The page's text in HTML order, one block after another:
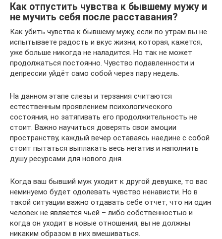
Как отпустить чувства к бывшему мужу и
не мучить себя после расставания?
Как убить чувства к бывшему мужу, если по утрам вы не
испытываете радость и вкус жизни, которая, кажется,
уже больше никогда не наладится. Но так не может
продолжаться постоянно. Чувство подавленности и
депрессии уйдёт само собой через пару недель.
На данном этапе слезы и терзания считаются
естественным проявлением психологического
состояния, но затягивать его продолжительность не
стоит. Важно научиться доверять свои эмоции
пространству, каждый вечер оставаясь наедине с собой
стоит пытаться выплакать весь негатив и наполнить
душу ресурсами для нового дня.
Когда ваш бывший муж уходит к другой девушке, то вас
неминуемо будет одолевать чувство ненависти. Но в
такой ситуации важно отдавать себе отчет, что ни один
человек не является чьей – либо собственностью и
когда он уходит в новые отношения, вы не должны
никаким образом в них вмешиваться.